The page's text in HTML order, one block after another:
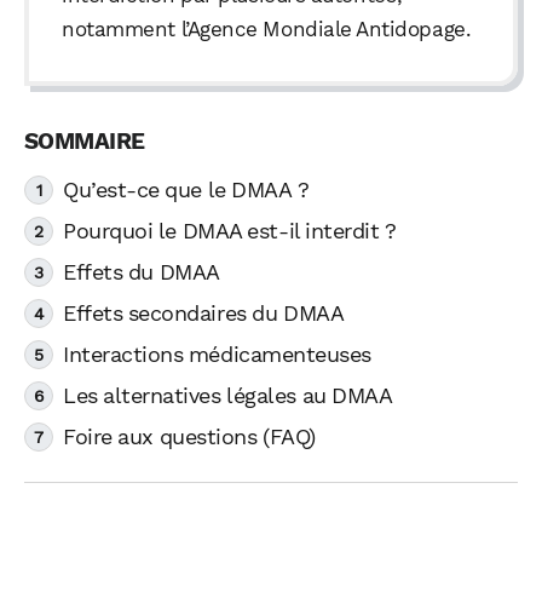
notamment l’Agence Mondiale Antidopage.
Qu’est-ce que le DMAA ?
Pourquoi le DMAA est-il interdit ?
Effets du DMAA
Effets secondaires du DMAA
Interactions médicamenteuses
Les alternatives légales au DMAA
Foire aux questions (FAQ)